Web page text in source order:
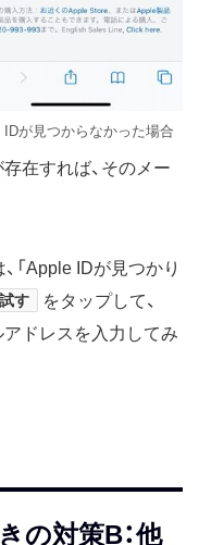
IDが見つからなかった場合
在すれば、そのメー
「Apple IDが見つかり
す
をタップして、
ドレスを入力してみ
の対策B：他